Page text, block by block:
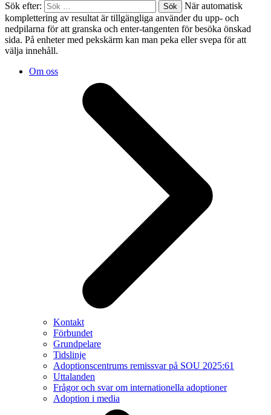
Sök efter:
När automatisk
komplettering av resultat är tillgängliga använder du upp- och
nedpilarna för att granska och enter-tangenten för besöka önskad
sida. På enheter med pekskärm kan man peka eller svepa för att
välja innehåll.
Om oss
Kontakt
Förbundet
Grundpelare
Tidslinje
Adoptionscentrums remissvar på SOU 2025:61
Uttalanden
Frågor och svar om internationella adoptioner
Adoption i media